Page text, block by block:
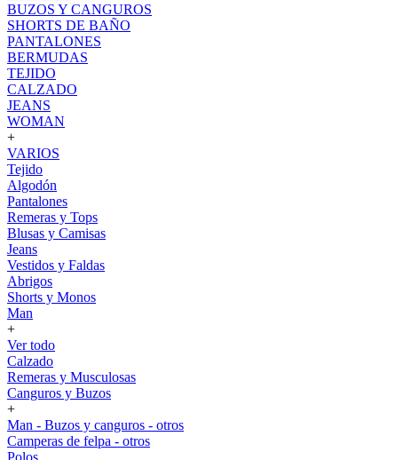
BUZOS Y CANGUROS
SHORTS DE BAÑO
PANTALONES
BERMUDAS
TEJIDO
CALZADO
JEANS
WOMAN
+
VARIOS
Tejido
Algodón
Pantalones
Remeras y Tops
Blusas y Camisas
Jeans
Vestidos y Faldas
Abrigos
Shorts y Monos
Man
+
Ver todo
Calzado
Remeras y Musculosas
Canguros y Buzos
+
Man - Buzos y canguros - otros
Camperas de felpa - otros
Polos